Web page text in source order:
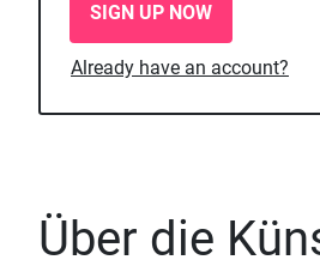
SIGN UP NOW
Already have an account?
Über die